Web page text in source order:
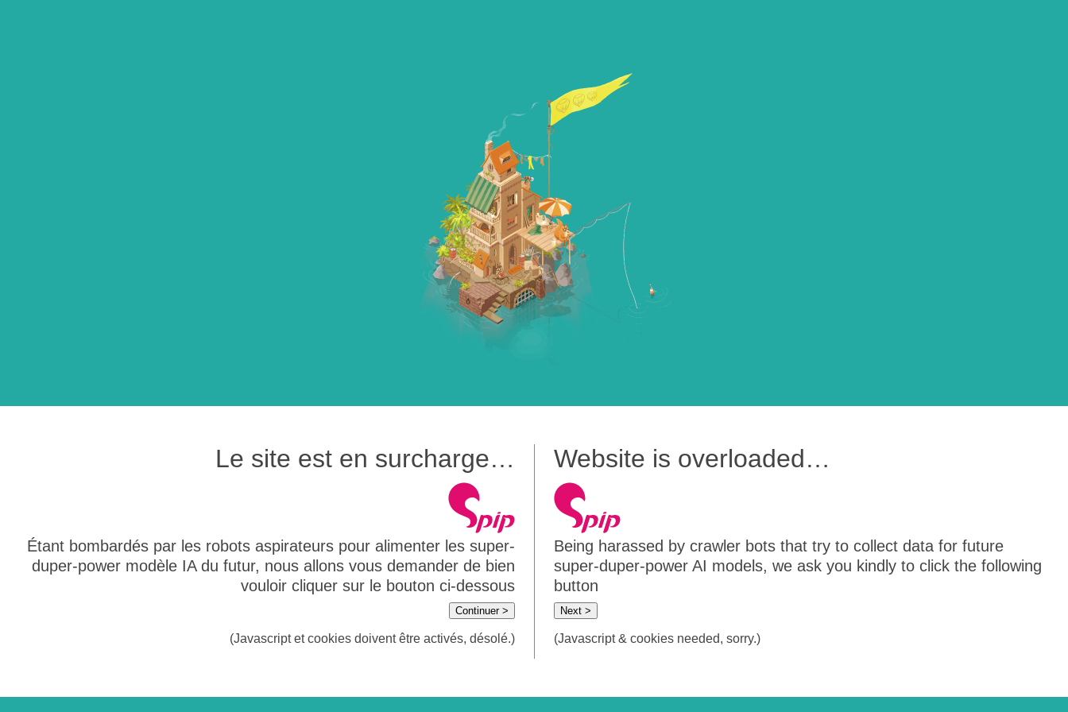
Le site est en surcharge…
Étant bombardés par les robots aspirateurs pour alimenter les super-
duper-power modèle IA du futur, nous allons vous demander de bien
vouloir cliquer sur le bouton ci-dessous
Continuer >
(Javascript et cookies doivent être activés, désolé.)
Website is overloaded…
Being harassed by crawler bots that try to collect data for future
super-duper-power AI models, we ask you kindly to click the following
button
Next >
(Javascript & cookies needed, sorry.)